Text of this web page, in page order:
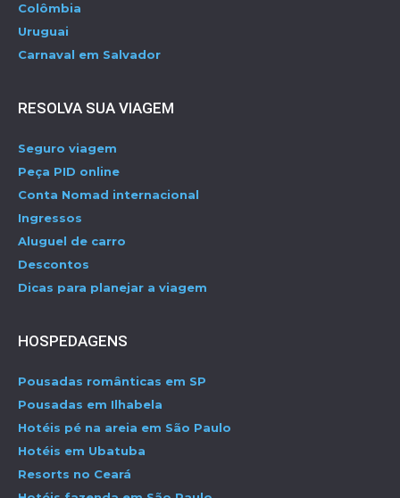
Colômbia
Uruguai
Carnaval em Salvador
RESOLVA SUA VIAGEM
Seguro viagem
Peça PID online
Conta Nomad internacional
Ingressos
Aluguel de carro
Descontos
Dicas para planejar a viagem
HOSPEDAGENS
Pousadas românticas em SP
Pousadas em Ilhabela
Hotéis pé na areia em São Paulo
Hotéis em Ubatuba
Resorts no Ceará